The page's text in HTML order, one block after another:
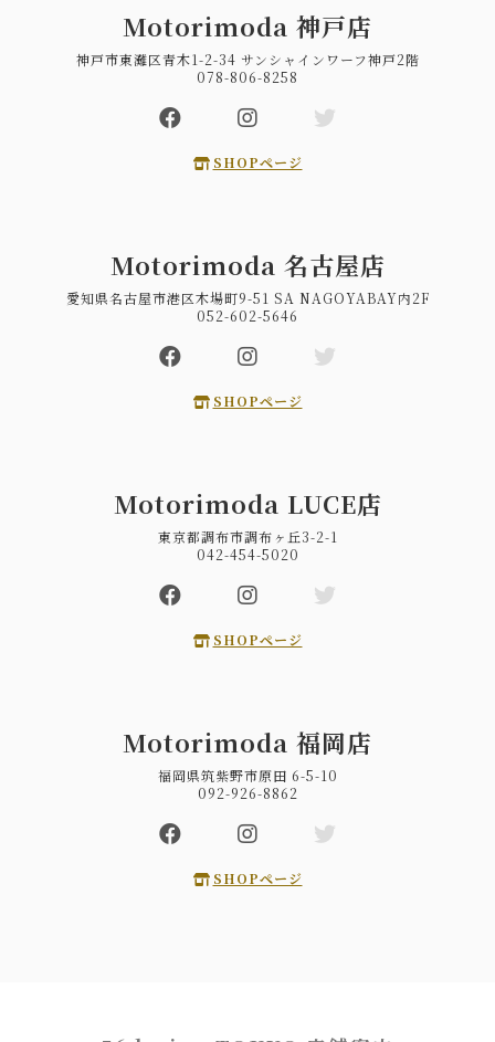
Motorimoda 神戸店
神戸市東灘区青木1-2-34 サンシャインワーフ神戸2階
078-806-8258
SHOPページ
Motorimoda 名古屋店
愛知県名古屋市港区木場町9-51 SA NAGOYABAY内2F
052-602-5646
SHOPページ
Motorimoda LUCE店
東京都調布市調布ヶ丘3-2-1
042-454-5020
SHOPページ
Motorimoda 福岡店
福岡県筑紫野市原田 6-5-10
092-926-8862
SHOPページ